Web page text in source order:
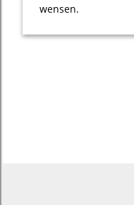
wensen.